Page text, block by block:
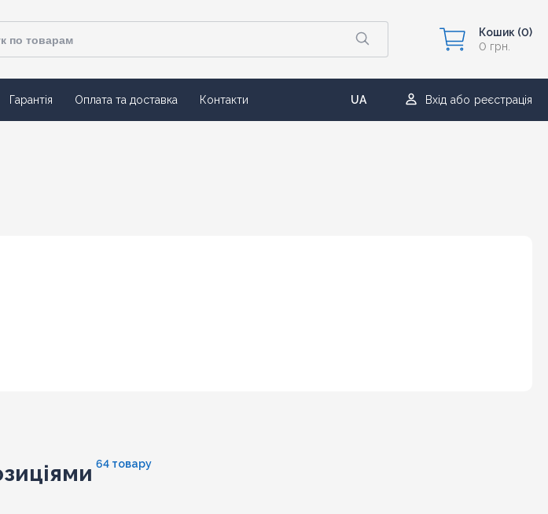
Кошик (0)
0 грн.
Гарантія Оплата та доставка Контакти
UA
RU
Вхід або реєстрація
64 товару